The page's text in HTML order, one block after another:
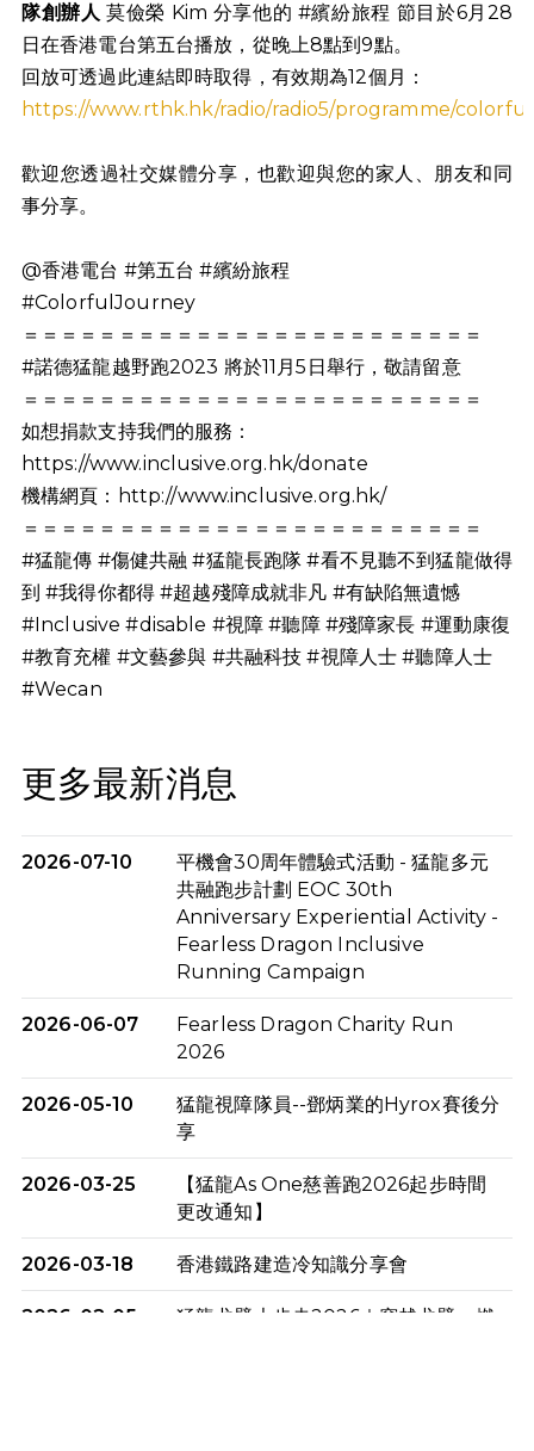
隊創辦人 莫儉榮 Kim 分享他的 #繽紛旅程 節目於6月28
日在香港電台第五台播放，從晚上8點到9點。
回放可透過此連結即時取得，有效期為12個月：
https://www.rthk.hk/radio/radio5/programme/
歡迎您透過社交媒體分享，也歡迎與您的家人、朋友和同
事分享。
@香港電台 #第五台 #繽紛旅程
#ColorfulJourney
＝＝＝＝＝＝＝＝＝＝＝＝＝＝＝＝＝＝＝＝＝＝＝＝
#諾德猛龍越野跑2023 將於11月5日舉行，敬請留意
＝＝＝＝＝＝＝＝＝＝＝＝＝＝＝＝＝＝＝＝＝＝＝＝
如想捐款支持我們的服務：
https://www.inclusive.org.hk/donate
機構網頁：http://www.inclusive.org.hk/
＝＝＝＝＝＝＝＝＝＝＝＝＝＝＝＝＝＝＝＝＝＝＝＝
#猛龍傳 #傷健共融 #猛龍長跑隊 #看不見聽不到猛龍做得
到 #我得你都得 #超越殘障成就非凡 #有缺陷無遺憾
#Inclusive #disable #視障 #聽障 #殘障家長 #運動康復
#教育充權 #文藝參與 #共融科技 #視障人士 #聽障人士
#Wecan
更多最新消息
2026-07-10
平機會30周年體驗式活動 - 猛龍多元
共融跑步計劃 EOC 30th
Anniversary Experiential Activity -
Fearless Dragon Inclusive
Running Campaign
2026-06-07
Fearless Dragon Charity Run
2026
2026-05-10
猛龍視障隊員--鄧炳業的Hyrox賽後分
享
2026-03-25
【猛龍As One慈善跑2026起步時間
更改通知】
2026-03-18 香港鐵路建造冷知識分享會
2026-02-05
猛龍戈壁大步走2026｜穿越戈壁．燃